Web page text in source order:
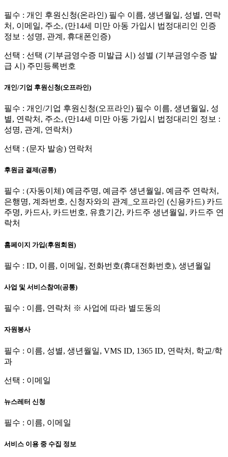
필수 : 개인 후원신청(온라인) 필수 이름, 생년월일, 성별, 연락
처, 이메일, 주소, (만14세 미만 아동 가입시 법정대리인 인증
정보 : 성명, 관계, 휴대폰인증)
선택 : 선택 (기부금영수증 미발급 시) 성별 (기부금영수증 발
급 시) 주민등록번호
개인/기업 후원신청(오프라인)
필수 : 개인/기업 후원신청(오프라인) 필수 이름, 생년월일, 성
별, 연락처, 주소, (만14세 미만 아동 가입시 법정대리인 정보 :
성명, 관계, 연락처)
선택 : (문자 발송) 연락처
후원금 결제(공통)
필수 : (자동이체) 예금주명, 예금주 생년월일, 예금주 연락처,
은행명, 계좌번호, 신청자와의 관계_오프라인 (신용카드) 카드
주명, 카드사, 카드번호, 유효기간, 카드주 생년월일, 카드주 연
락처
홈페이지 가입(후원회원)
필수 : ID, 이름, 이메일, 전화번호(휴대전화번호), 생년월일
사업 및 서비스참여(공통)
필수 : 이름, 연락처 ※ 사업에 따라 별도동의
자원봉사
필수 : 이름, 성별, 생년월일, VMS ID, 1365 ID, 연락처, 학교/학
과
선택 : 이메일
뉴스레터 신청
필수 : 이름, 이메일
서비스 이용 중 수집 정보